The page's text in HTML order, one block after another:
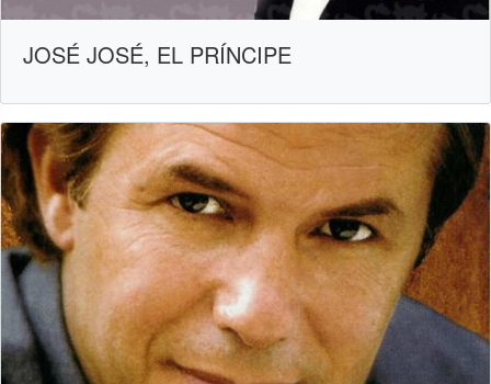
JOSÉ JOSÉ, EL PRÍNCIPE